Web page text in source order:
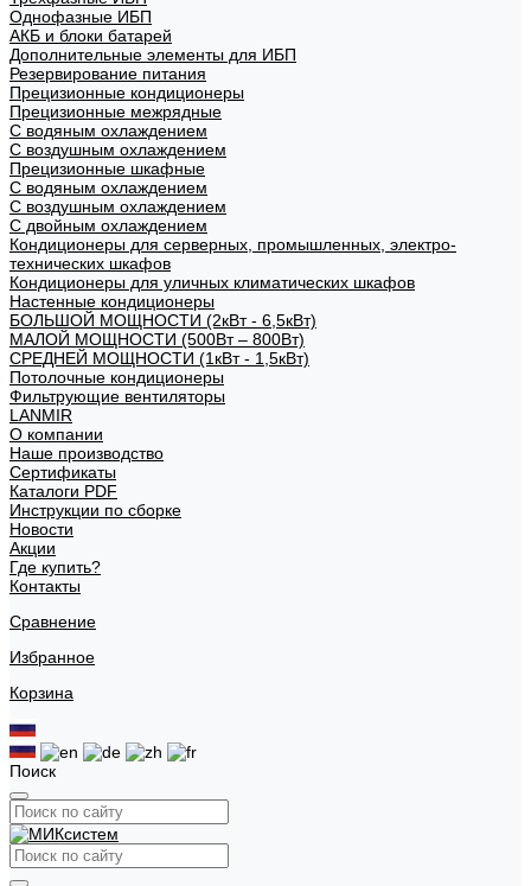
Однофазные ИБП
АКБ и блоки батарей
Дополнительные элементы для ИБП
Резервирование питания
Прецизионные кондиционеры
Прецизионные межрядные
С водяным охлаждением
С воздушным охлаждением
Прецизионные шкафные
С водяным охлаждением
С воздушным охлаждением
С двойным охлаждением
Кондиционеры для серверных, промышленных, электро-
технических шкафов
Кондиционеры для уличных климатических шкафов
Настенные кондиционеры
БОЛЬШОЙ МОЩНОСТИ (2кВт - 6,5кВт)
МАЛОЙ МОЩНОСТИ (500Вт – 800Вт)
СРЕДНЕЙ МОЩНОСТИ (1кВт - 1,5кВт)
Потолочные кондиционеры
Фильтрующие вентиляторы
LANMIR
О компании
Наше производство
Сертификаты
Каталоги PDF
Инструкции по сборке
Новости
Акции
Где купить?
Контакты
Сравнение
Избранное
Корзина
Поиск